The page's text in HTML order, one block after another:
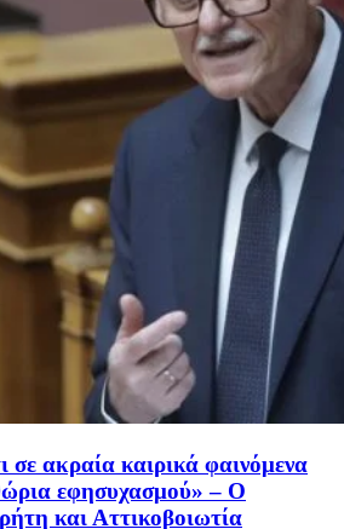
σε ακραία καιρικά φαινόμενα
εφησυχασμού» – Ο
και Αττικοβοιωτία